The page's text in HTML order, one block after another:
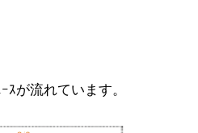
ｽが流れています。